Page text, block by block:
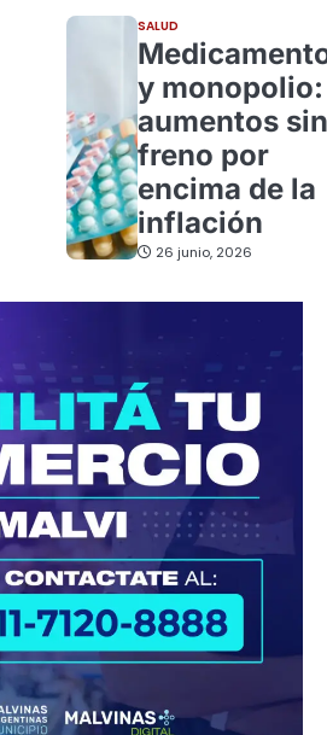
SALUD
y monopolio:
aumentos sin
freno por
encima de la
inflación
26 junio, 2026